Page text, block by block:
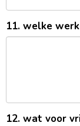
11. welke
12. wat voor